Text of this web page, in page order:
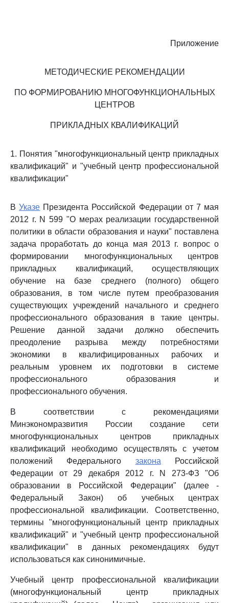
Приложение
МЕТОДИЧЕСКИЕ РЕКОМЕНДАЦИИ
ПО ФОРМИРОВАНИЮ МНОГОФУНКЦИОНАЛЬНЫХ
ЦЕНТРОВ
ПРИКЛАДНЫХ КВАЛИФИКАЦИЙ
1. Понятия "многофункциональный центр прикладных
квалификаций" и "учебный центр профессиональной
квалификации"
ВУказе Президента Российской Федерации от 7 мая
2012 г. N 599 "О мерах реализации государственной
политики в области образования и науки" поставлена
задача проработать до конца мая 2013 г. вопрос о
формировании многофункциональных центров
прикладных квалификаций, осуществляющих
обучение на базе среднего (полного) общего
образования, в том числе путем преобразования
существующих учреждений начального и среднего
профессионального образования в такие центры.
Решение данной задачи должно обеспечить
преодоление разрыва между потребностями
экономики в квалифицированных рабочих и
реальным уровнем их подготовки в системе
профессионального образования и
профессионального обучения.
В соответствии с рекомендациями
Минэкономразвития России создание сети
многофункциональных центров прикладных
квалификаций необходимо осуществлять с учетом
положений Федерального закона Российской
Федерации от 29 декабря 2012 г. N 273-ФЗ "Об
образовании в Российской Федерации" (далее -
Федеральный Закон) об учебных центрах
профессиональной квалификации. Соответственно,
термины "многофункциональный центр прикладных
квалификаций" и "учебный центр профессиональной
квалификации" в данных рекомендациях будут
использоваться как синонимичные.
Учебный центр профессиональной квалификации
(многофункциональный центр прикладных